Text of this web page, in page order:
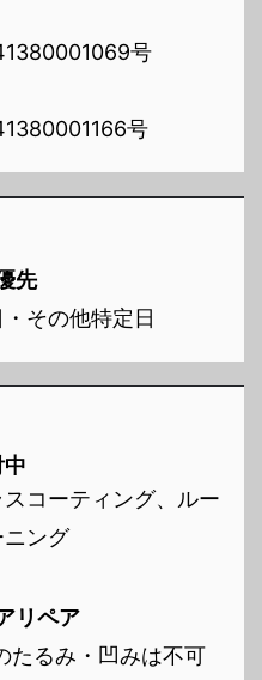
号
号
先
その他特定日
中
コーティング、ルー
ング
リペア
たるみ・凹みは不可